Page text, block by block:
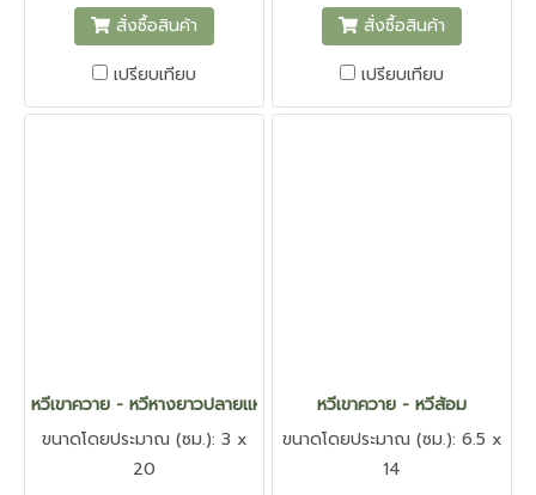
สั่งซื้อสินค้า
เปรียบเทียบ
สั่งซื้อสินค้า
เปรียบเทียบ
หวีเขาควาย - หวีหางยาวปลายแหลม
ขนาดโดยประมาณ (ซม.): 3 x
20
หวีเขาควาย - หวีส้อม
ขนาดโดยประมาณ (ซม.): 6.5 x
14